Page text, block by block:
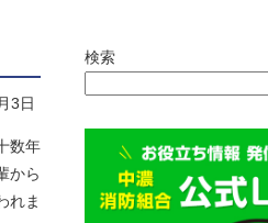
3日
数年
から
れま
検索